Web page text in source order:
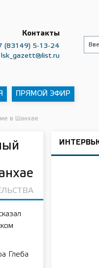
Контакты
(83149) 5-13-24
lsk_gazett@list.ru
ПРЯМОЙ ЭФИР
в Шанхае
Глеба